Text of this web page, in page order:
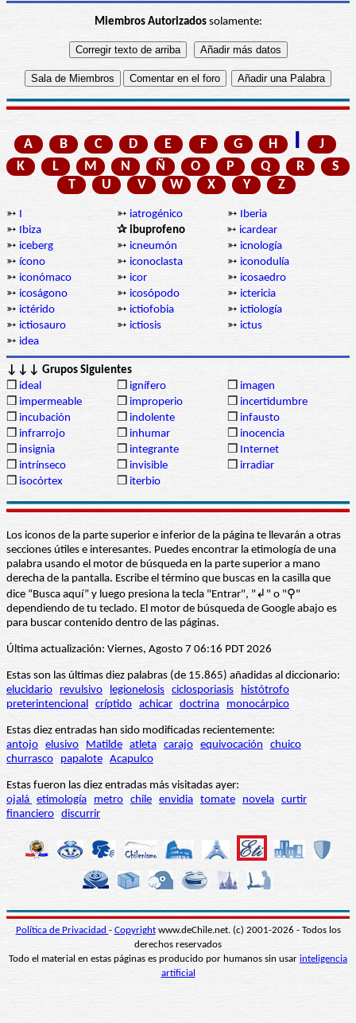
Miembros Autorizadossolamente:
A B C D E F G H I
J
K
L M N Ñ O P Q R
S
T
U V W X Y Z
➳ I ➳ iatrogénico ➳ Iberia
➳ Ibiza ✰ ibuprofeno ➳ icardear
➳ iceberg ➳ icneumón ➳ icnología
➳ ícono ➳ iconoclasta ➳ iconodulía
➳ iconómaco ➳ icor ➳ icosaedro
➳ icoságono ➳ icosópodo ➳ ictericia
➳ ictérido ➳ ictiofobia ➳ ictiología
➳ ictiosauro ➳ ictiosis ➳ ictus
➳ idea
↓↓↓ Grupos Siguientes
❒ ideal ❒ ignífero ❒ imagen
❒ impermeable ❒ improperio ❒ incertidumbre
❒ incubación ❒ indolente ❒ infausto
❒ infrarrojo ❒ inhumar ❒ inocencia
❒ insignia ❒ integrante ❒ Internet
❒ intrínseco ❒ invisible ❒ irradiar
❒ isocórtex ❒ iterbio
Los iconos de la parte superior e inferior de la página te llevarán a otras
secciones útiles e interesantes. Puedes encontrar la etimología de una
palabra usando el motor de búsqueda en la parte superior a mano
derecha de la pantalla. Escribe el término que buscas en la casilla que
dice “Busca aquí” y luego presiona la tecla "Entrar", "↲" o "⚲"
dependiendo de tu teclado. El motor de búsqueda de Google abajo es
para buscar contenido dentro de las páginas.
Última actualización: Viernes, Agosto 7 06:16 PDT 2026
Estas son las últimas diez palabras (de 15.865) añadidas al diccionario:
elucidario
revulsivo legionelosis ciclosporiasis
histótrofo
preterintencional críptido achicar doctrina monocárpico
Estas diez entradas han sido modificadas recientemente:
antojo elusivo Matilde atleta carajo equivocación
chuico
churrasco
papalote Acapulco
Estas fueron las diez entradas más visitadas ayer:
ojalá etimología metro chile envidia tomate novela curtir
financiero discurrir
Política de Privacidad - Copyrightwww.deChile.net. (c) 2001-2026 - Todos los
derechos reservados
Todo el material en estas páginas es producido por humanos sin usar inteligencia
artificial